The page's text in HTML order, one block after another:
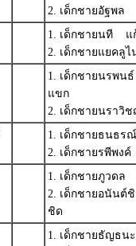
2. เด็กชายอัฐพล
1. เด็กชายนที แ
2. เด็กชายแยค
1. เด็กชายนรพ
แขก
2. เด็กชายนรา
1. เด็กชายธนธ
2. เด็กชายรพีพง
1. เด็กชายภูวดล
2. เด็กชายอนัน
ชิด
1. เด็กชายธัญธ